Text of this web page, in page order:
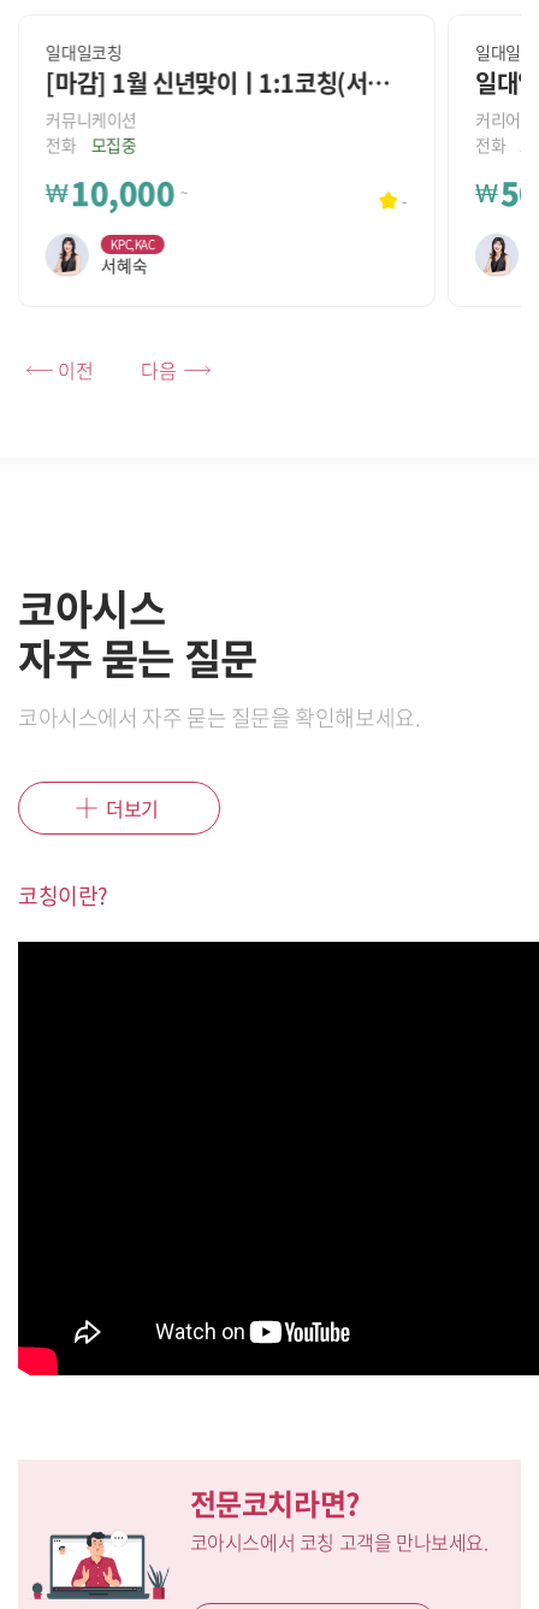
일대일코칭
[마감] 1월 신년맞이ㅣ1:1코칭(서혜숙코치)
커뮤니케이션
전화
모집중
₩10,000 ~ -
KPC,KAC
서혜숙
일대일
일대
커리어/
전화
₩
이전 다음
코아시스
자주 묻는 질문
코아시스에서 자주 묻는 질문을 확인해보세요.
더보기
코칭이란?
전문코치라면?
코아시스에서 코칭 고객을 만나보세요.